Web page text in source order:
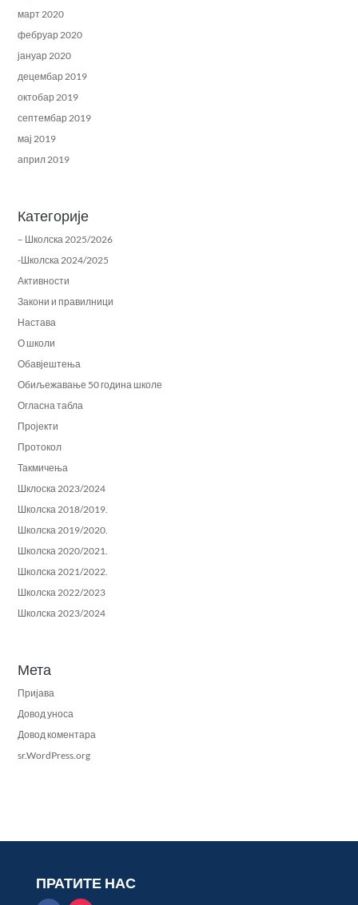
март 2020
фебруар 2020
јануар 2020
децембар 2019
октобар 2019
септембар 2019
мај 2019
април 2019
Категорије
– Школска 2025/2026
-Школска 2024/2025
Активности
Закони и правилници
Настава
О школи
Обавјештења
Обиљежавање 50 година школе
Огласна табла
Пројекти
Протокол
Такмичења
Шклоска 2023/2024
Школска 2018/2019.
Школска 2019/2020.
Школска 2020/2021.
Школска 2021/2022.
Школска 2022/2023
Школска 2023/2024
Мета
Пријава
Довод уноса
Довод коментара
sr.WordPress.org
ПРАТИТЕ НАС